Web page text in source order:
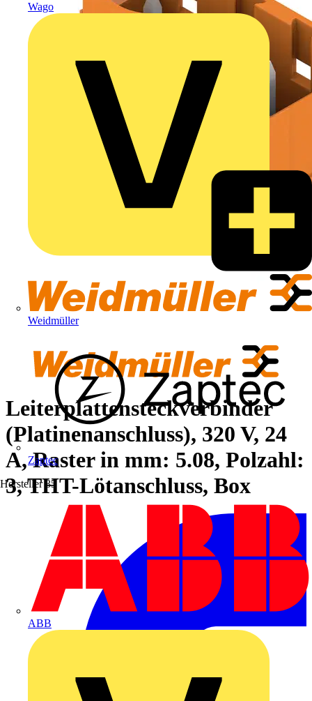
Wago
Weidmüller
Zaptec
Hersteller 35
ABB
Leiterplattensteckverbinder
(Platinenanschluss), 320 V, 24
A, Raster in mm: 5.08, Polzahl:
3, THT-Lötanschluss, Box